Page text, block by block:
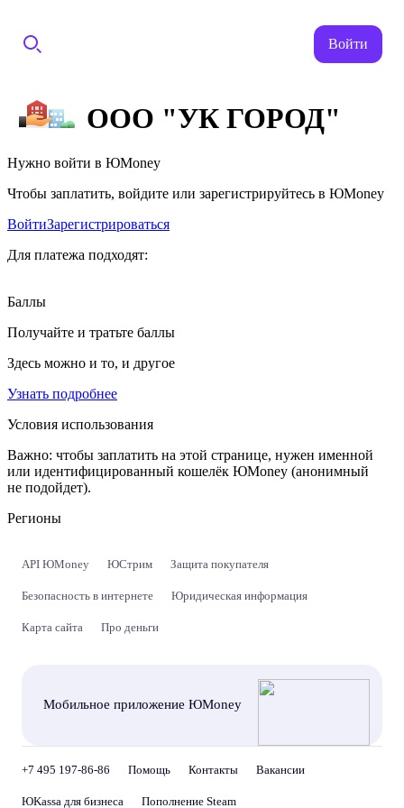
Войти
ООО "УК ГОРОД"
Нужно войти в ЮMoney
Чтобы заплатить, войдите или зарегистрируйтесь в ЮMoney
ВойтиЗарегистрироваться
Для платежа подходят:
Баллы
Получайте и тратьте баллы
Здесь можно и то, и другое
Узнать подробнее
Условия использования
Важно: чтобы заплатить на этой странице, нужен именной
или идентифицированный кошелёк ЮMoney (анонимный
не подойдет).
Регионы
API ЮMoney ЮСтрим Защита покупателя
Безопасность в интернете Юридическая информация
Карта сайта Про деньги
Мобильное приложение ЮMoney
+7 495 197-86-86 Помощь Контакты Вакансии
ЮKassa для бизнеса Пополнение Steam